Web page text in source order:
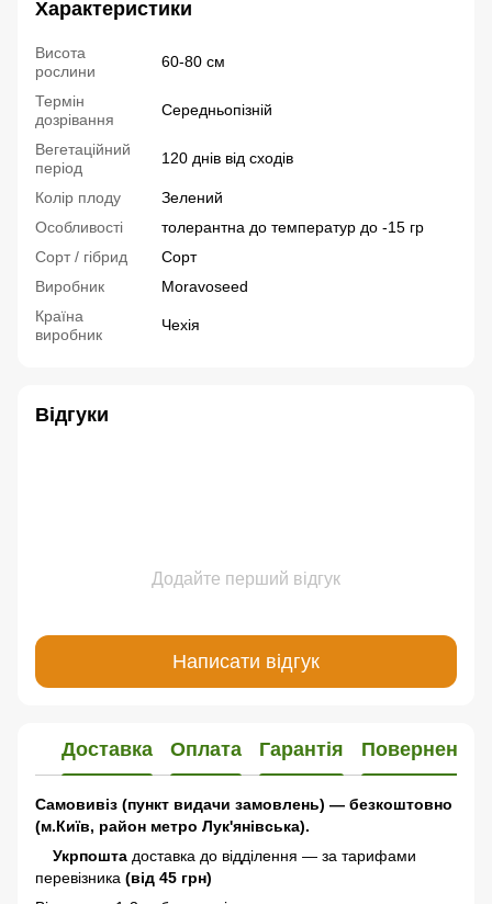
Характеристики
Висота
рослини
60-80 см
Термін
дозрівання
Середньопізній
Вегетаційний
період
120 днів від сходів
Колір плоду
Зелений
Особливості
толерантна до температур до -15 гр
Сорт / гібрид
Сорт
Виробник
Moravoseed
Країна
виробник
Чехія
Відгуки
Додайте перший відгук
Написати відгук
Доставка Оплата Гарантія Повернення
Самовивіз (пункт видачи замовлень) — безкоштовно
(м.Київ, район метро Лук'янівська).
Укрпошта доставка до відділення — за тарифами
перевізника (від 45 грн)